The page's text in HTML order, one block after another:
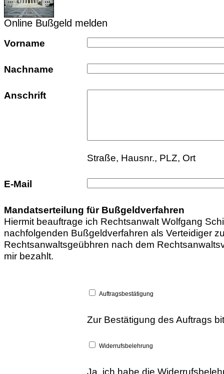
Online Bußgeld melden
Vorname
Nachname
Anschrift
Straße, Hausnr., PLZ, Ort
E-Mail
Mandatserteilung für Bußgeldverfahren
Hiermit beauftrage ich Rechtsanwalt Wolfgang
nachfolgenden Bußgeldverfahren als Verteidiger
Rechtsanwaltsgeübhren nach dem
mir bezahlt.
Auftragsbestätigung
Zur Bestätigung des Auftrags
Widerrufsbelehrung
Ja, ich habe die